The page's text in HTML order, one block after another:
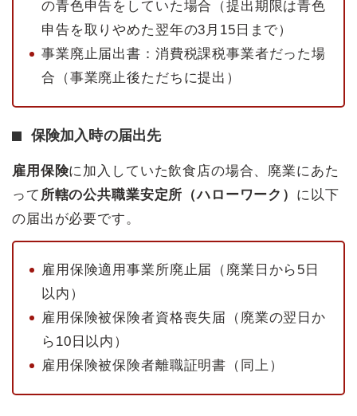
の青色申告をしていた場合（提出期限は青色
申告を取りやめた翌年の3月15日まで）
事業廃止届出書：消費税課税事業者だった場
合（事業廃止後ただちに提出）
保険加入時の届出先
雇用保険に加入していた飲食店の場合、廃業にあた
って 所轄の公共職業安定所（ハローワーク） に以下
の届出が必要です。
雇用保険適用事業所廃止届（廃業日から5日
以内）
雇用保険被保険者資格喪失届（廃業の翌日か
ら10日以内）
雇用保険被保険者離職証明書（同上）